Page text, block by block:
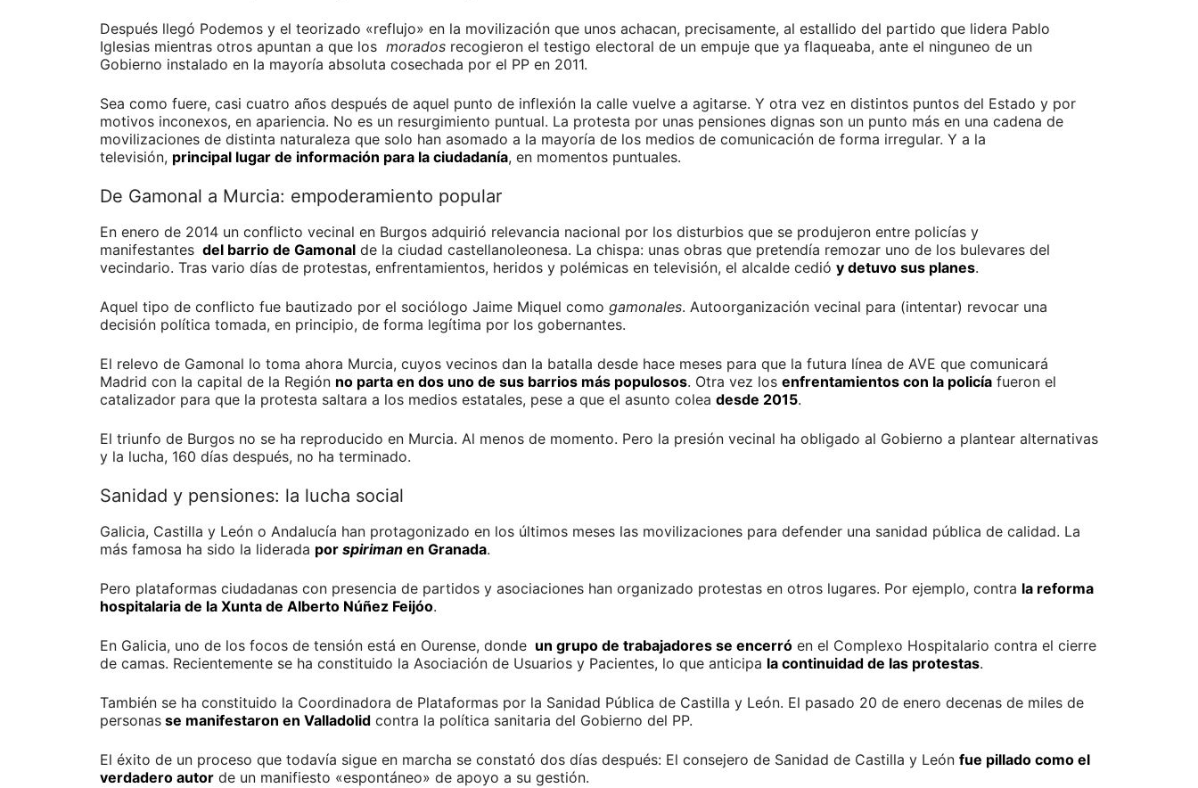
Después llegó Podemos y el teorizado «reflujo» en la movilización que unos achacan, precisamente, al estallido del partido que lidera Pablo
Iglesias mientras otros apuntan a que los morados recogieron el testigo electoral de un empuje que ya flaqueaba, ante el ninguneo de un
Gobierno instalado en la mayoría absoluta cosechada por el PP en 2011.
Sea como fuere, casi cuatro años después de aquel punto de inflexión la calle vuelve a agitarse. Y otra vez en distintos puntos del Estado y por
motivos inconexos, en apariencia. No es un resurgimiento puntual. La protesta por unas pensiones dignas son un punto más en una cadena de
movilizaciones de distinta naturaleza que solo han asomado a la mayoría de los medios de comunicación de forma irregular. Y a la
televisión, principal lugar de información para la ciudadanía, en momentos puntuales.
De Gamonal a Murcia: empoderamiento popular
En enero de 2014 un conflicto vecinal en Burgos adquirió relevancia nacional por los disturbios que se produjeron entre policías y
manifestantes del barrio de Gamonal de la ciudad castellanoleonesa. La chispa: unas obras que pretendía remozar uno de los bulevares del
vecindario. Tras vario días de protestas, enfrentamientos, heridos y polémicas en televisión, el alcalde cedió y detuvo sus planes.
Aquel tipo de conflicto fue bautizado por el sociólogo Jaime Miquel como gamonales. Autoorganización vecinal para (intentar) revocar una
decisión política tomada, en principio, de forma legítima por los gobernantes.
El relevo de Gamonal lo toma ahora Murcia, cuyos vecinos dan la batalla desde hace meses para que la futura línea de AVE que comunicará
Madrid con la capital de la Región no parta en dos uno de sus barrios más populosos. Otra vez los enfrentamientos con la policía fueron el
catalizador para que la protesta saltara a los medios estatales, pese a que el asunto colea desde 2015.
El triunfo de Burgos no se ha reproducido en Murcia. Al menos de momento. Pero la presión vecinal ha obligado al Gobierno a plantear alternativas
y la lucha, 160 días después, no ha terminado.
Sanidad y pensiones: la lucha social
Galicia, Castilla y León o Andalucía han protagonizado en los últimos meses las movilizaciones para defender una sanidad pública de calidad. La
más famosa ha sido la liderada por spiriman en Granada.
Pero plataformas ciudadanas con presencia de partidos y asociaciones han organizado protestas en otros lugares. Por ejemplo, contra la reforma
hospitalaria de la Xunta de Alberto Núñez Feijóo.
En Galicia, uno de los focos de tensión está en Ourense, donde un grupo de trabajadores se encerró en el Complexo Hospitalario contra el cierre
de camas. Recientemente se ha constituido la Asociación de Usuarios y Pacientes, lo que anticipa la continuidad de las protestas.
También se ha constituido la Coordinadora de Plataformas por la Sanidad Pública de Castilla y León. El pasado 20 de enero decenas de miles de
personas se manifestaron en Valladolid contra la política sanitaria del Gobierno del PP.
El éxito de un proceso que todavía sigue en marcha se constató dos días después: El consejero de Sanidad de Castilla y León fue pillado como el
verdadero autor de un manifiesto «espontáneo» de apoyo a su gestión.